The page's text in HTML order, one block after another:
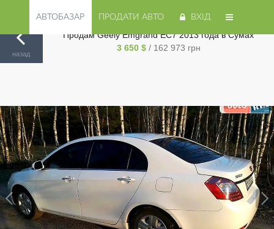
АВТОБАЗАР ПРОДАТИ АВТО ВХІД
Сумы/Geely/Emgrand EC7
назад
Продам Geely Emgrand EC7 2013 года в Сумах
3 650 $ / 162 973 грн